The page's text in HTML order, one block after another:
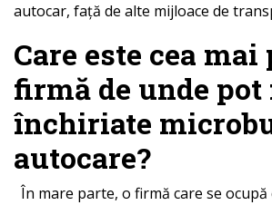
autocar, față de alte mijloace de
Care este cea
firmă de unde pot
închiriate
autocare?
În mare parte, o firmă care se